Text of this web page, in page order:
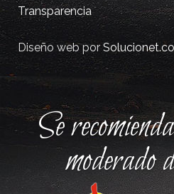
Transparencia
Diseño web por
Se
moderado